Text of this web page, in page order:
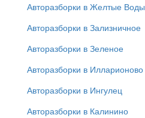
Авторазборки в Желтые Воды
Авторазборки в Зализничное
Авторазборки в Зеленое
Авторазборки в Илларионово
Авторазборки в Ингулец
Авторазборки в Калинино